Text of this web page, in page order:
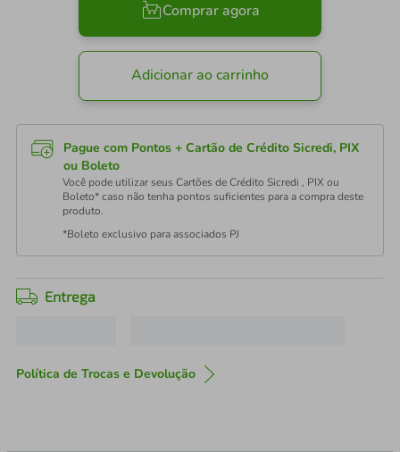
Comprar agora
Adicionar ao carrinho
Pague com Pontos + Cartão de Crédito Sicredi, PIX
ou Boleto
Você pode utilizar seus Cartões de Crédito Sicredi , PIX ou
Boleto* caso não tenha pontos suficientes para a compra deste
produto.
*Boleto exclusivo para associados PJ
Entrega
Política de Trocas e Devolução